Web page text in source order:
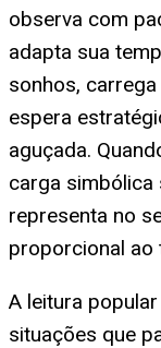
observa com
adapta sua
sonhos,
espera
aguçada.
carga
representa no
proporcional ao
A leitura
situações que